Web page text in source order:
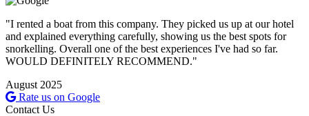
"I rented a boat from this company. They picked us up at our hotel
and explained everything carefully, showing us the best spots for
snorkelling. Overall one of the best experiences I've had so far.
WOULD DEFINITELY RECOMMEND."
August 2025
Rate us on Google
Contact Us